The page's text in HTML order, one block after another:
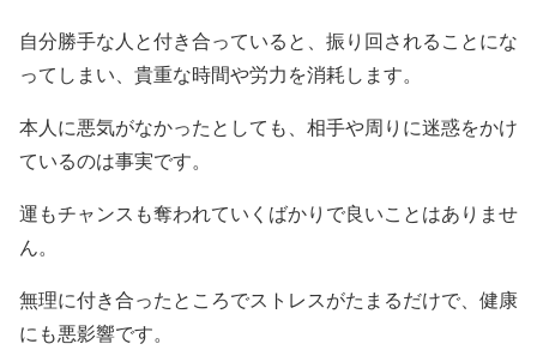
自分勝手な人と付き合っていると、振り回されることにな
ってしまい、貴重な時間や労力を消耗します。
本人に悪気がなかったとしても、相手や周りに迷惑をかけ
ているのは事実です。
運もチャンスも奪われていくばかりで良いことはありませ
ん。
無理に付き合ったところでストレスがたまるだけで、健康
にも悪影響です。